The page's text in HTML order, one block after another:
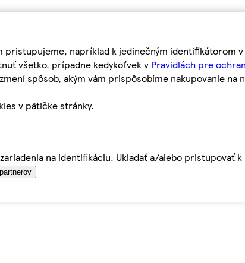
pristupujeme, napríklad k jedinečným identifikátorom
všetko, prípadne kedykoľvek v Pravidlách pre
spôsob, akým vám prispôsobíme nakupovanie na
v pätičke stránky.
na identifikáciu. Ukladať a/alebo pristupovať